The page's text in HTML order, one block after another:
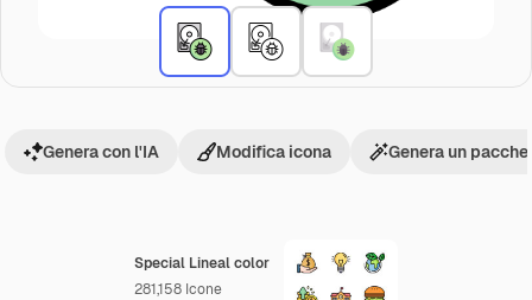
Special Lineal color
281,158 Icone
Genera con l'IA Modifica icona Genera un